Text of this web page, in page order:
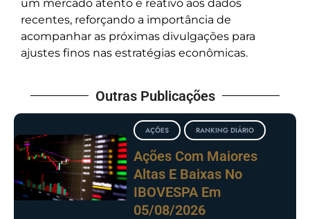
um mercado atento e reativo aos dados
recentes, reforçando a importância de
acompanhar as próximas divulgações para
ajustes finos nas estratégias econômicas.
Outras Publicações
AÇÕES RANKING DIÁRIO
Ações Com Maiores
Altas E Baixas No
IBOVESPA Em
05/08/2026